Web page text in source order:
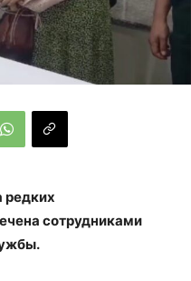
редких
сотрудниками